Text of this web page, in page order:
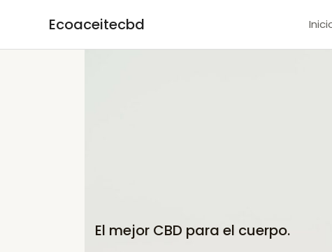
contenido
Ecoaceitecbd
El mejor CBD para el cuerpo.